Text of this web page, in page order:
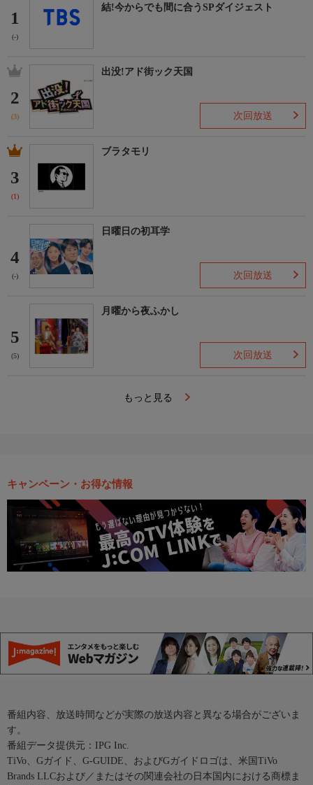
1
(-)
結!今からでも間に合うSPダイジェスト
2
(3)
出没!アド街ック天国
次回放送
3
(1)
ブラタモリ
4
(-)
日曜日の初耳学
次回放送
5
(5)
月曜から夜ふかし
次回放送
もっと見る
キャンペーン・お得な情報
番組内容、放送時間などが実際の放送内容と異なる場合がございま
す。
番組データ提供元：IPG Inc.
TiVo、Gガイド、G-GUIDE、およびGガイドロゴは、米国TiVo
Brands LLCおよび／またはその関連会社の日本国内における商標ま